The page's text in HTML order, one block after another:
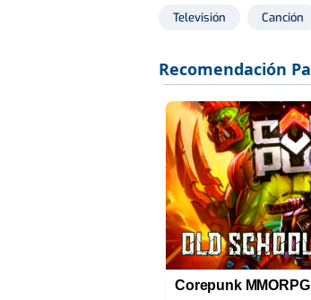
Televisión Canción
Corepunk MMORPG